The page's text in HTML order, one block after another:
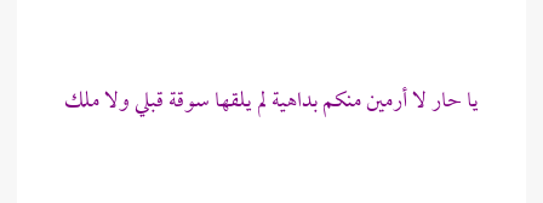
يا حار لا أرمين منكم بداهية لم يلقها سوقة قبلي ولا ملك